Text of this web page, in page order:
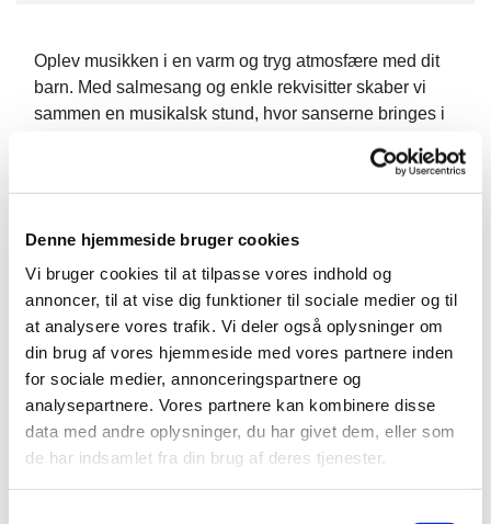
Denne hjemmeside bruger cookies
Vi bruger cookies til at tilpasse vores indhold og
annoncer, til at vise dig funktioner til sociale medier og til
at analysere vores trafik. Vi deler også oplysninger om
din brug af vores hjemmeside med vores partnere inden
for sociale medier, annonceringspartnere og
analysepartnere. Vores partnere kan kombinere disse
data med andre oplysninger, du har givet dem, eller som
de har indsamlet fra din brug af deres tjenester.
Oplev musikken i en varm og tryg atmosfære med dit
barn. Med salmesang og enkle rekvisitter skaber vi
sammen en musikalsk stund, hvor sanserne bringes i
rolig oplevelse, hvor glæden og nærværet er i fokus.
uddannet musikpædagog fra Det Danske Kongelige
ledelse af babysalmesang og børnekor.
Det er gratis at deltage.